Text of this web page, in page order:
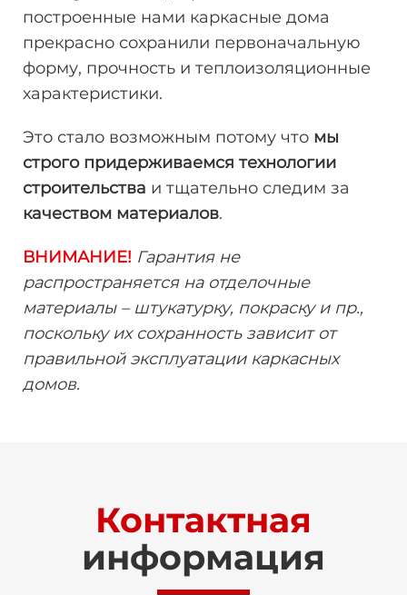
построенные нами каркасные дома
прекрасно сохранили первоначальную
форму, прочность и теплоизоляционные
характеристики.
Это стало возможным потому что мы
строго придерживаемся технологии
строительства и тщательно следим за
качеством материалов.
ВНИМАНИЕ! Гарантия не
распространяется на отделочные
материалы – штукатурку, покраску и пр.,
поскольку их сохранность зависит от
правильной эксплуатации каркасных
домов.
Контактная
информация